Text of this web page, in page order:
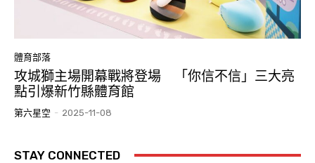
體育部落
攻城獅主場開幕戰將登場 「你信不信」三大亮
點引爆新竹縣體育館
第六星空 - 2025-11-08
STAY CONNECTED